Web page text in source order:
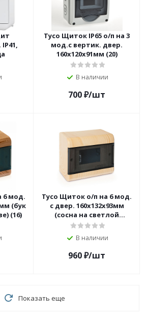
Тусо Щиток IP65 о/п на 3
мод.с вертик. двер.
160х120х91мм (20)
В наличии
700₽/шт
6 мод.
(бук
(16)
Тусо Щиток о/п на 6 мод.
с двер. 160х132х93мм
(сосна на светлой
основе) (16)
В наличии
960₽/шт
Показать еще